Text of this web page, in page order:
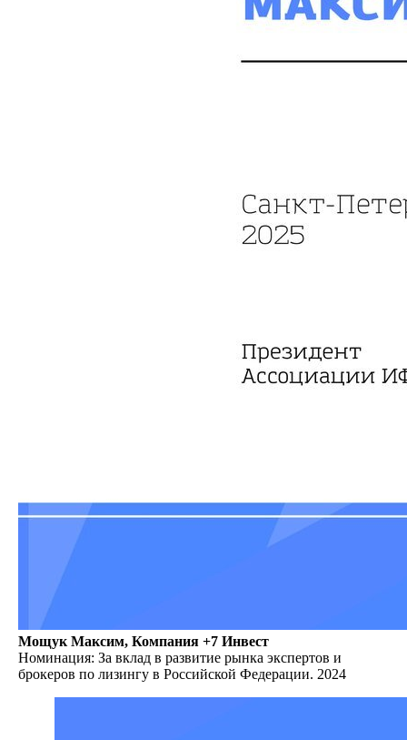
Мощук Максим, Компания +7 Инвест
Номинация: За вклад в развитие рынка экспертов и
брокеров по лизингу в Российской Федерации. 2024